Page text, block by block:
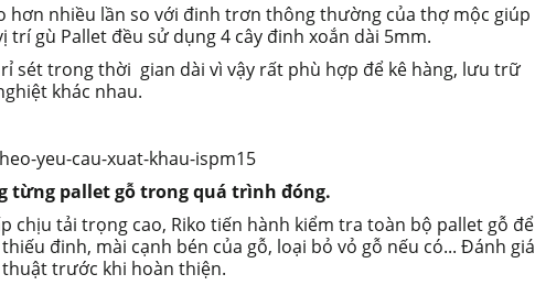
hơn nhiều lần so với đinh trơn thông thường của thợ mộc giúp
gù Pallet đều sử dụng 4 cây đinh xoắn dài 5mm.
sét trong thời gian dài vì vậy rất phù hợp để kê hàng, lưu trữ
khác nhau.
từng pallet gỗ trong quá trình đóng.
chịu tải trọng cao, Riko tiến hành kiểm tra toàn bộ pallet gỗ để
đinh, mài cạnh bén của gỗ, loại bỏ vỏ gỗ nếu có... Đánh giá
trước khi hoàn thiện.